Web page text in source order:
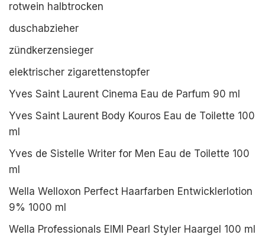
rotwein halbtrocken
duschabzieher
zündkerzensieger
elektrischer zigarettenstopfer
Yves Saint Laurent Cinema Eau de Parfum 90 ml
Yves Saint Laurent Body Kouros Eau de Toilette 100
ml
Yves de Sistelle Writer for Men Eau de Toilette 100
ml
Wella Welloxon Perfect Haarfarben Entwicklerlotion
9% 1000 ml
Wella Professionals EIMI Pearl Styler Haargel 100 ml